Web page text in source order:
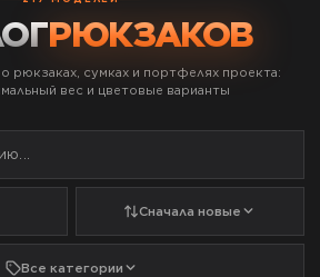
РЮКЗАКОВ
рюкзаках, сумках и портфелях проекта:
вес и цветовые варианты
Сначала новые
Все категории